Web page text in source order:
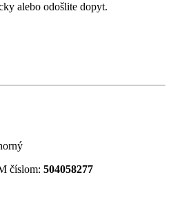
alebo odošlite dopyt.
číslom: 504058277